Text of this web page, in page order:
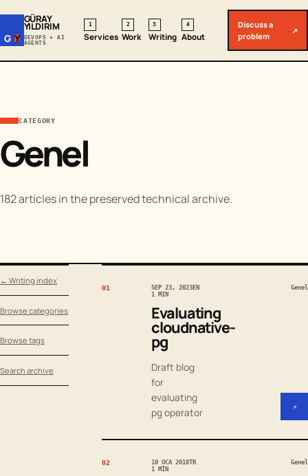
G Y
GÜRAY
YILDIRIM
DEVOPS + AI
AGENTS
1
Services
2
Work
3
Writing
4
About
Discuss a
problem
↗
CATEGORY
Genel
182 articles in the preserved technical archive.
← Writing index
Browse categories
Browse tags
Search archive
01 SEP 23, 2023 EN
1 MIN
Evaluating
cloudnative-
pg
Draft blog
for
evaluating
pg operator
Genel
↗
02 10 OCA 2018TR
1 MIN
Genel